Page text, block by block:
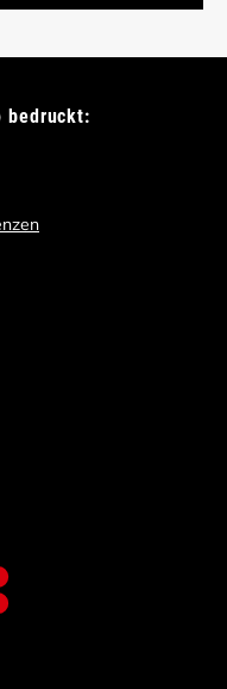
bedruckt: